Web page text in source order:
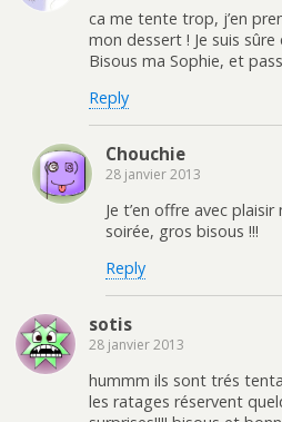
ca me tente trop, j’en
mon dessert ! Je suis
Bisous ma Sophie, et
Reply
Chouchie
28 janvier 2013
Je t’en offre avec plaisir
soirée, gros bisous !!!
Reply
sotis
28 janvier 2013
hummm ils sont trés
les ratages réservent